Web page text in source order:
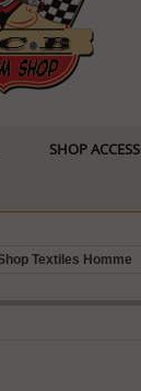
SHOP
Textiles Homme